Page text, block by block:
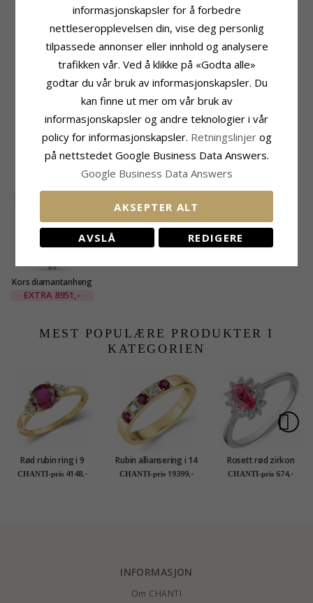
Antall:52
Sten: Diamant
Diamantfarge:Wesselton
Diamantklarhet:SI
Karat:
0,34
Fatning
Leveringstid
Str. På Lager:Ca. 5-10 Hverdager
KUNDER KJØPER OGSÅ
Kors diamantanheng
i 14 karat hvitt gull
EXTRA 8951,-
MEST POPULÆRE PRODUKTER I
KATEGORIEN
Rød rubin ring i 9
karat gull - Gold
CHANTI-pris 4148,-
Rubin alliansering i 14
karat gull 0,10 ct 0,24
CHANTI-pris 19399,-
Rosett rød zirkon
ring i rodinert sølv
CHANTI-pris 674,-
INFORMASJON
Om CHANTI
informasjonskapsler for å forbedre
nettleseropplevelsen din, vise deg personlig
tilpassede annonser eller innhold og analysere
trafikken vår. Ved å klikke på «Godta alle»
godtar du vår bruk av informasjonskapsler. Du
kan finne ut mer om vår bruk av
informasjonskapsler og andre teknologier i vår
policy for informasjonskapsler. Retningslinjer og
på nettstedet Google Business Data Answers.
Google Business Data Answers
AKSEPTER ALT
AVSLÅ REDIGERE